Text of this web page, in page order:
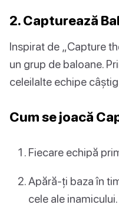
2. Capturează
Inspirat de „Capture
un grup de baloane.
celeilalte echipe
Cum se joacă
Fiecare echipă
Apără-ți baza în
cele ale inamicului.